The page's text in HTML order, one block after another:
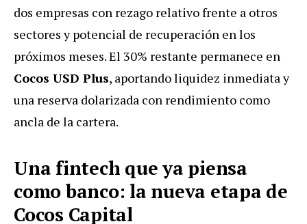
dos empresas con rezago relativo frente a otros
sectores y potencial de recuperación en los
próximos meses. El 30% restante permanece en
Cocos USD Plus, aportando liquidez inmediata y
una reserva dolarizada con rendimiento como
ancla de la cartera.
Una fintech que ya piensa
como banco: la nueva etapa de
Cocos Capital